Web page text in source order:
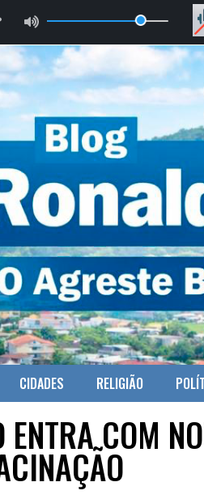
CIDADES RELIGIÃO
ENTRA COM